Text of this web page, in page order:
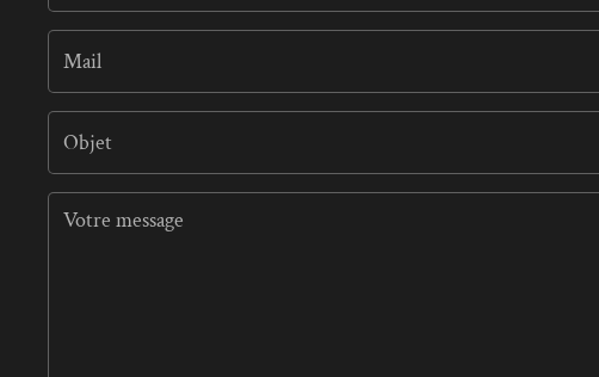
*
Objet
Votre message